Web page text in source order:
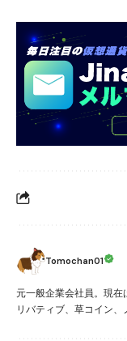
Tomochan01
元一般企業会社員。現在
リバティブ、草コイン、